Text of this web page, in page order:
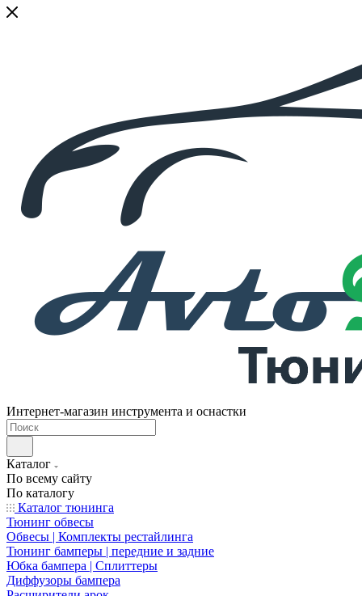
Интернет-магазин инструмента и оснастки
Каталог
По всему сайту
По каталогу
Каталог тюнинга
Тюнинг обвесы
Обвесы | Комплекты рестайлинга
Тюнинг бамперы | передние и задние
Юбка бампера | Сплиттеры
Диффузоры бампера